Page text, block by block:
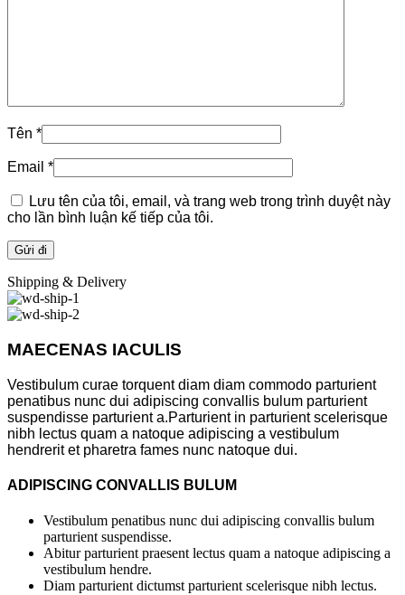
Tên *
Email *
Lưu tên của tôi, email, và trang web trong trình duyệt này
cho lần bình luận kế tiếp của tôi.
Shipping & Delivery
MAECENAS IACULIS
Vestibulum curae torquent diam diam commodo parturient
penatibus nunc dui adipiscing convallis bulum parturient
suspendisse parturient a.Parturient in parturient scelerisque
nibh lectus quam a natoque adipiscing a vestibulum
hendrerit et pharetra fames nunc natoque dui.
ADIPISCING CONVALLIS BULUM
Vestibulum penatibus nunc dui adipiscing convallis bulum
parturient suspendisse.
Abitur parturient praesent lectus quam a natoque adipiscing a
vestibulum hendre.
Diam parturient dictumst parturient scelerisque nibh lectus.